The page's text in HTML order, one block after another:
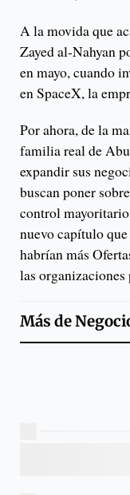
A la movida que
Zayed al-Nahyan
en mayo, cuando
en SpaceX, la
Por ahora, de la
familia real de
expandir sus
buscan poner
control
nuevo capítulo que
habrían más
las organizaciones
Más de